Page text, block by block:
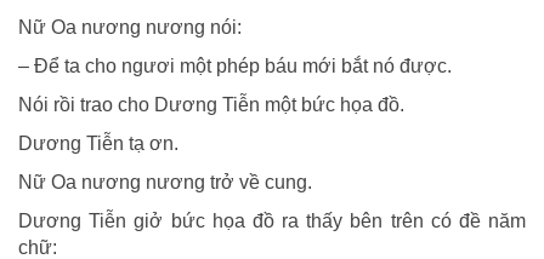
Nữ Oa nương nương nói:
– Ðể ta cho ngươi một phép báu mới bắt nó được.
Nói rồi trao cho Dương Tiễn một bức họa đồ.
Dương Tiễn tạ ơn.
Nữ Oa nương nương trở về cung.
Dương Tiễn giở bức họa đồ ra thấy bên trên có đề năm
chữ: